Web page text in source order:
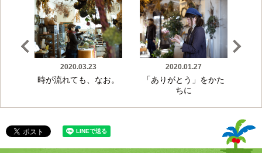
2020.03.23
時が流れても、なお。
2020.01.27
「ありがとう」をかた
ちに